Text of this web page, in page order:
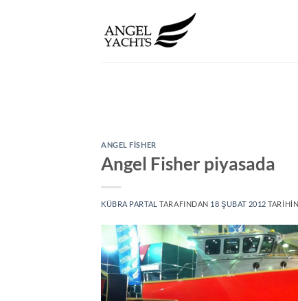
ANGEL FISHER
Angel Fisher piyasada
KÜBRA PARTAL TARAFINDAN 18 ŞUBAT 2012